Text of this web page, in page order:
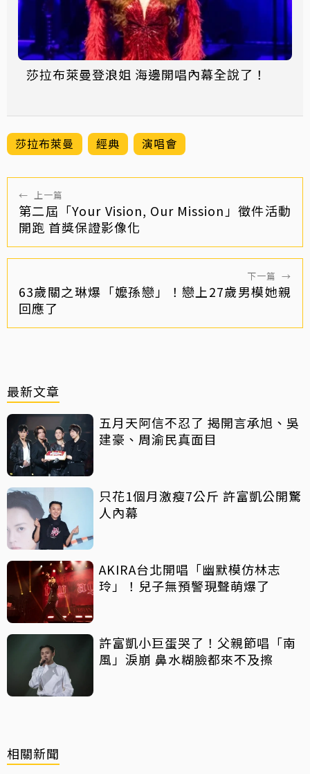
莎拉布萊曼登浪姐 海邊開唱內幕全說了！
莎拉布萊曼 經典 演唱會
← 上一篇
第二屆「Your Vision, Our Mission」徵件活動
開跑 首獎保證影像化
下一篇 →
63歲關之琳爆「嬤孫戀」！戀上27歲男模她親
回應了
最新文章
五月天阿信不忍了 揭開言承旭、吳
建豪、周渝民真面目
只花1個月激瘦7公斤 許富凱公開驚
人內幕
AKIRA台北開唱「幽默模仿林志
玲」！兒子無預警現聲萌爆了
許富凱小巨蛋哭了！父親節唱「南
風」淚崩 鼻水糊臉都來不及擦
相關新聞